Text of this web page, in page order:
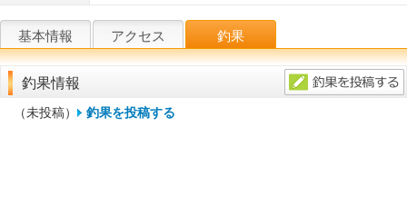
基本情報 アクセス 釣果
釣果情報
（未投稿） 釣果を投稿する